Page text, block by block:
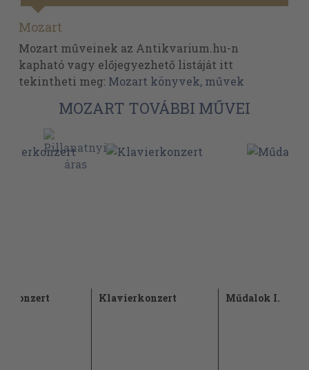
Mozart
Mozart műveinek az Antikvarium.hu-n
kapható vagy előjegyezhető listáját itt
tekintheti meg: Mozart könyvek, művek
MOZART TOVÁBBI MŰVEI
Klavierkonzert Műdalok I.